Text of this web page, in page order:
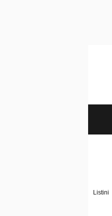
Listini